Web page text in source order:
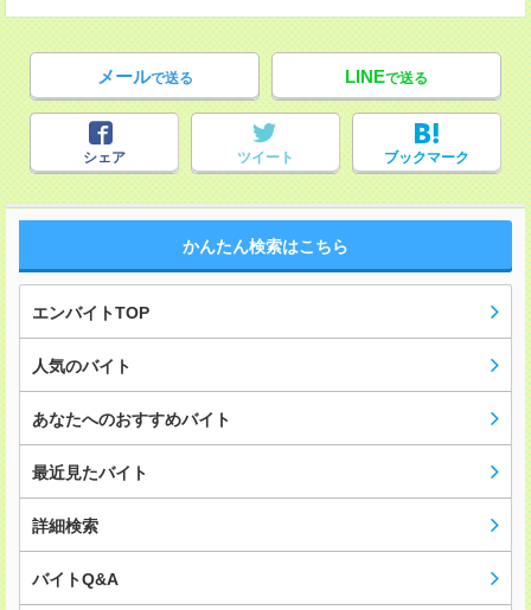
メールで送る LINEで送る
シェア ツイート ブックマーク
かんたん検索はこちら
エンバイトTOP
人気のバイト
あなたへのおすすめバイト
最近見たバイト
詳細検索
バイトQ&A